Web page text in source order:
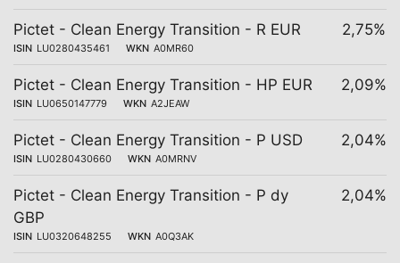
Pictet - Clean Energy Transition - R EUR
ISIN LU0280435461 WKN A0MR60
2,75%
Pictet - Clean Energy Transition - HP EUR
ISIN LU0650147779 WKN A2JEAW
2,09%
Pictet - Clean Energy Transition - P USD
ISIN LU0280430660 WKN A0MRNV
2,04%
Pictet - Clean Energy Transition - P dy
GBP
ISIN LU0320648255 WKN A0Q3AK
2,04%